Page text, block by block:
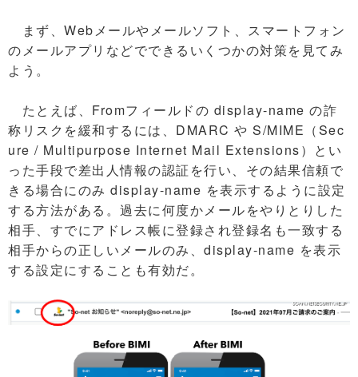
まず、Webメールやメールソフト、スマートフォン
のメールアプリなどでできるいくつかの対策を見てみ
よう。
たとえば、Fromフィールドの display-name の詐
称リスクを緩和するには、DMARC や S/MIME（Sec
ure / Multipurpose Internet Mail Extensions）とい
った手段で差出人情報の認証を行い、その結果信頼で
きる場合にのみ display-name を表示するように設定
する方法がある。過去に何度かメールをやりとりした
相手、すでにアドレス帳に登録され登録名も一致する
相手からの正しいメールのみ、display-name を表示
する設定にすることも有効だ。